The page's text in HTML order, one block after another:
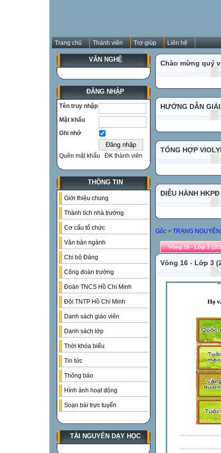
Trang chủ Thành viên Trợ giúp Liên hệ
VĂN NGHỆ
ĐĂNG NHẬP
Tên truy nhập
Mật khẩu
Ghi nhớ
Quên mật khẩu ĐK thành viên
THÔNG TIN
Giới thiệu chung
Thành tích nhà trường
Cơ cấu tổ chức
Văn bản ngành
Chi bộ Đảng
Công đoàn trường
Đoàn TNCS Hồ Chí Minh
Đội TNTP Hồ Chí Minh
Danh sách giáo viên
Danh sách lớp
Thời khóa biểu
Tin tức
Thông báo
Hình ảnh hoạt động
Soạn bài trực tuyến
TÀI NGUYÊN DẠY HỌC
Chào mừng quý
HƯỚNG DẪN
TỔNG HỢP
DIỄU HÀNH HKPĐ
Gốc > TRẠNG NGUYÊN
Vòng 16 - Lớp 3
Vòng 16 - Lớp 3